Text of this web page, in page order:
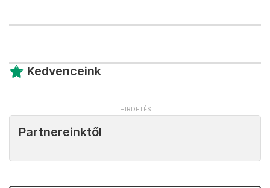
Kedvenceink
Partnereinktől